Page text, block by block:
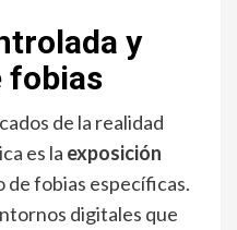
y
fobias
de la realidad
es la exposición
fobias específicas.
digitales que